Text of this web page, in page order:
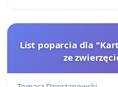
List poparcia dla
ze